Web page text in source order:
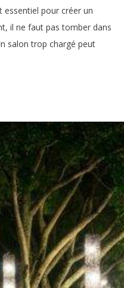
essentiel pour créer un
il ne faut pas tomber dans
salon trop chargé peut